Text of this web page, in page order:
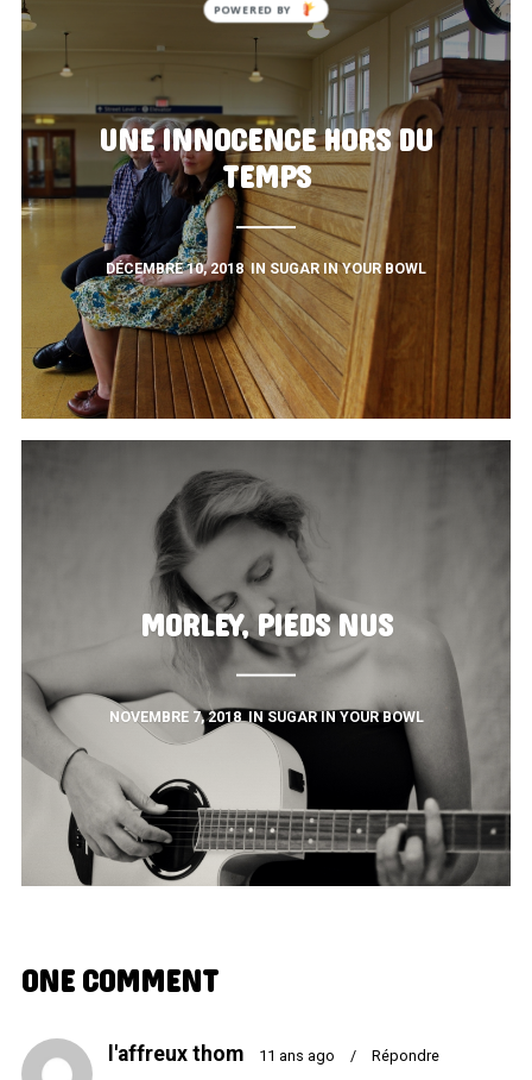
UNE INNOCENCE HORS DU
TEMPS
DÉCEMBRE 10, 2018 IN SUGAR IN YOUR BOWL
MORLEY, PIEDS NUS
NOVEMBRE 7, 2018 IN SUGAR IN YOUR BOWL
ONE COMMENT
l'affreux thom 11 ans ago / Répondre